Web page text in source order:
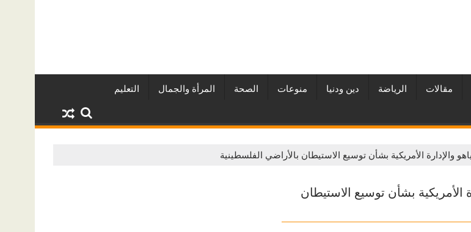
مقالات الرياضة دين ودنيا منوعات الصحة المرأة والجمال التعليم
والإدارة الأمريكية بشأن توسيع الاستيطان بالأراضي الفلسطينية
الأمريكية بشأن توسيع الاستيطان